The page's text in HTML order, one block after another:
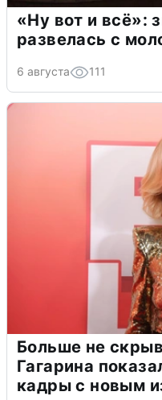
«Ну вот и всё»:
развелась с
6 августа 111
Больше не
Гагарина
кадры с новым